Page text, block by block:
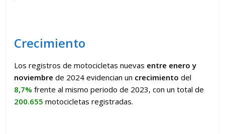
Crecimiento
Los registros de motocicletas nuevas entre enero y
noviembre de 2024 evidencian un crecimiento del
8,7% frente al mismo periodo de 2023, con un total de
200.655 motocicletas registradas.